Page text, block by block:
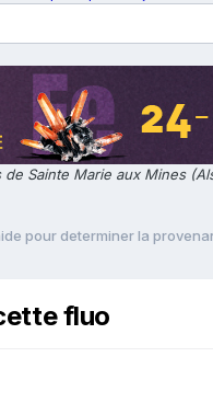
Sainte Marie aux Mines
pour determiner la
fluo